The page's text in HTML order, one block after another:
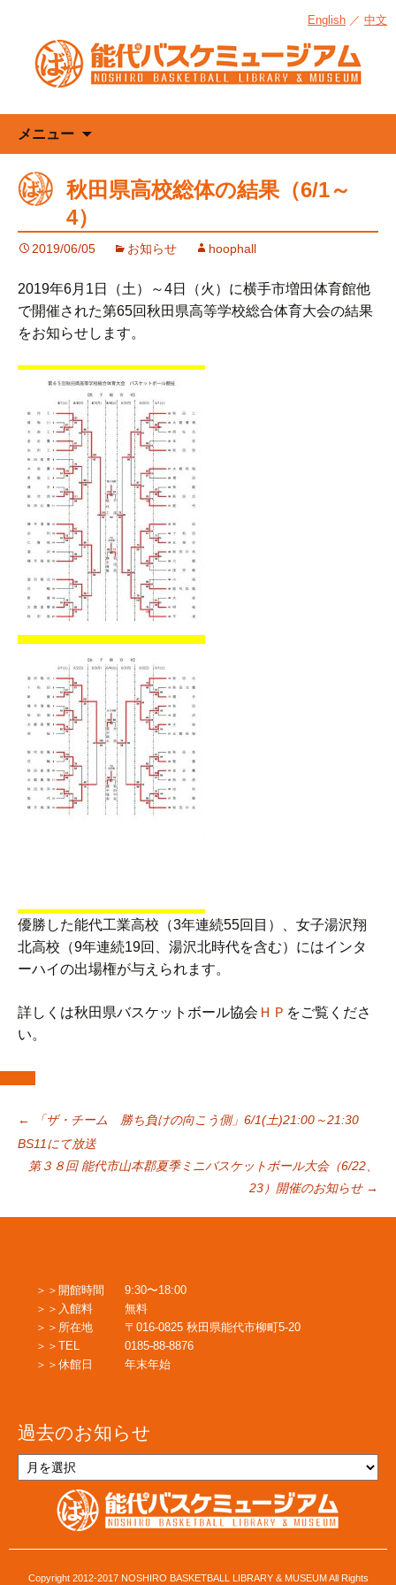
English ／ 中文
メニュー
ン
へ
ス
キ
秋田県高校総体の結果（6/1～
4）
2019/06/05 お知らせ hoophall
2019年6月1日（土）～4日（火）に横手市増田体育館他
で開催された第65回秋田県高等学校総合体育大会の結果
をお知らせします。
優勝した能代工業高校（3年連続55回目）、女子湯沢翔
北高校（9年連続19回、湯沢北時代を含む）にはインタ
ーハイの出場権が与えられます。
詳しくは秋田県バスケットボール協会 ＨＰ をご覧くださ
い。
投
稿
ビ
ゲ
シ
ン
←
「ザ・チーム 勝ち負けの向こう側」6/1(土)21:00～21:30
BS11にて放送
第３８回 能代市山本郡夏季ミニバスケットボール大会（6/22、
23）開催のお知らせ →
開館時間
9:30〜18:00
入館料
無料
所在地
〒016-0825 秋田県能代市柳町5-20
TEL
0185-88-8876
休館日
年末年始
過去のお知らせ
去
Copyright 2012-2017 NOSHIRO BASKETBALL LIBRARY & MUSEUM All Rights